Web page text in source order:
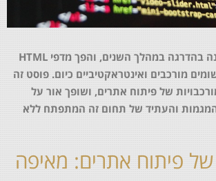
פיתוח אתרים השתנה בהדרגה במהלך השנים, והפך מדפי HTML
מורכבים ואינטראקטיביים כיום. פוסט זה
של פיתוח אתרים, ושופך אור על
המגמות והעתיד של תחום זה המתפתח ללא
של פיתוח אתרים: מאיפה